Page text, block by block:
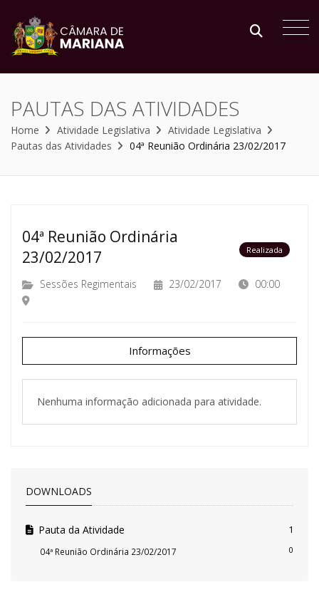
PAUTAS DAS ATIVIDADES
Home Atividade Legislativa
Atividade Legislativa
Pautas das Atividades
04ª Reunião Ordinária 23/02/2017
04ª Reunião Ordinária
23/02/2017
Realizada
Sessões Regimentais 23/02/2017 00:00
Informações
Nenhuma informação adicionada para atividade.
DOWNLOADS
Pauta da Atividade 1
04ª Reunião Ordinária 23/02/2017 0